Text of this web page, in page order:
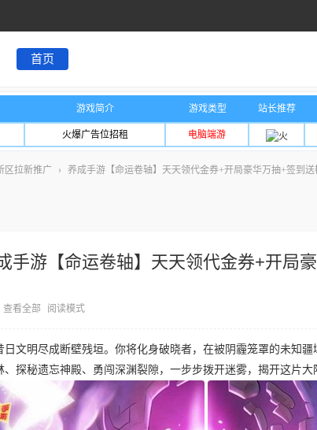
首页
游戏简介 游戏类型 站长推荐
火爆广告位招租 电脑端游
区拉新推广 › 养成手游【命运卷轴】天天领代金券+开局豪华万抽+签到
手游【命运卷轴】天天领代金券+开局
查看全部 阅读模式
日文明尽成断壁残垣。你将化身破晓者，在被阴霾笼罩的未知
、探秘遗忘神殿、勇闯深渊裂隙，一步步拨开迷雾，揭开这片大